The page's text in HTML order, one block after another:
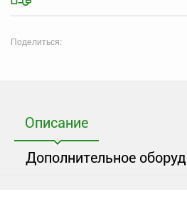
Поделиться:
Описание
Дополнительное